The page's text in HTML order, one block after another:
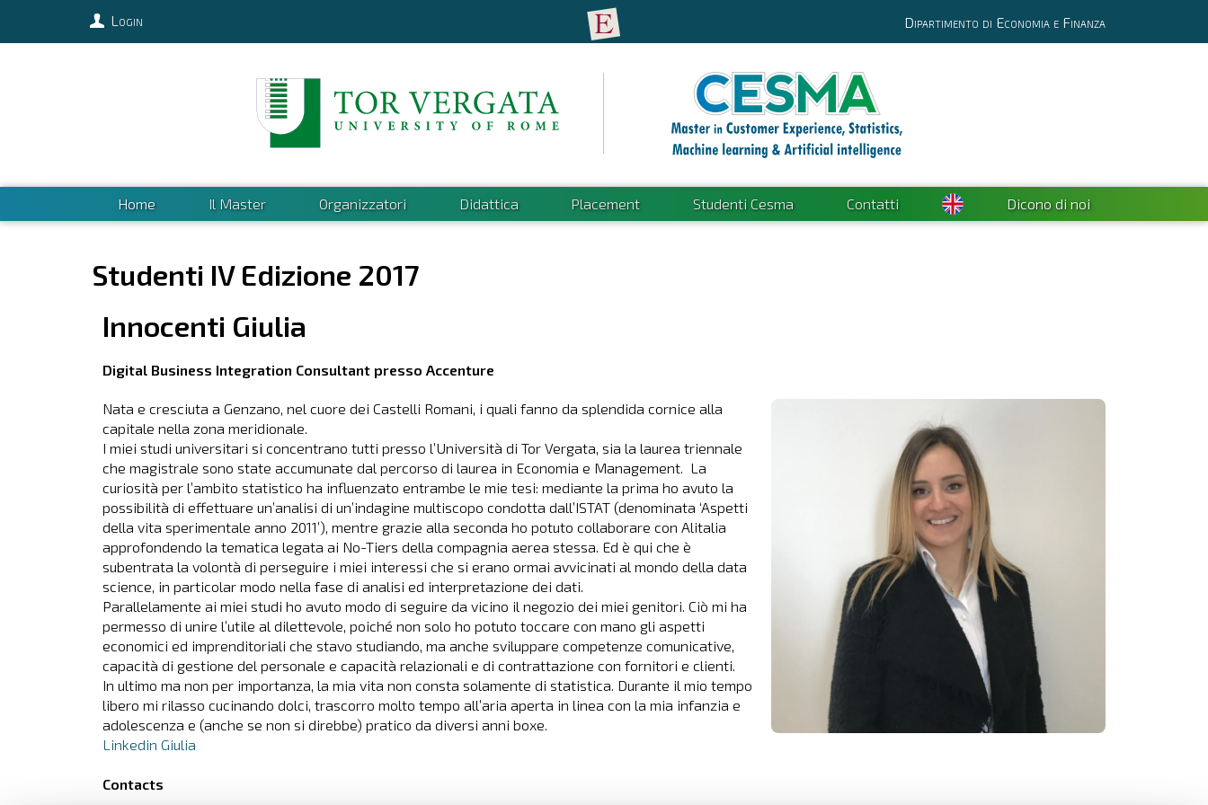
Dipartimento di Economia e Finanza
Login
Home Il Master Organizzatori Didattica Placement Studenti Cesma Contatti Dicono di noi
Studenti IV Edizione 2017
Innocenti Giulia
Digital Business Integration Consultant presso Accenture
Nata e cresciuta a Genzano, nel cuore dei Castelli Romani, i quali fanno da splendida cornice alla
capitale nella zona meridionale.
I miei studi universitari si concentrano tutti presso l’Università di Tor Vergata, sia la laurea triennale
che magistrale sono state accumunate dal percorso di laurea in Economia e Management. La
curiosità per l’ambito statistico ha influenzato entrambe le mie tesi: mediante la prima ho avuto la
possibilità di effettuare un’analisi di un’indagine multiscopo condotta dall’ISTAT (denominata ‘Aspetti
della vita sperimentale anno 2011’), mentre grazie alla seconda ho potuto collaborare con Alitalia
approfondendo la tematica legata ai No-Tiers della compagnia aerea stessa. Ed è qui che è
subentrata la volontà di perseguire i miei interessi che si erano ormai avvicinati al mondo della data
science, in particolar modo nella fase di analisi ed interpretazione dei dati.
Parallelamente ai miei studi ho avuto modo di seguire da vicino il negozio dei miei genitori. Ciò mi ha
permesso di unire l’utile al dilettevole, poiché non solo ho potuto toccare con mano gli aspetti
economici ed imprenditoriali che stavo studiando, ma anche sviluppare competenze comunicative,
capacità di gestione del personale e capacità relazionali e di contrattazione con fornitori e clienti.
In ultimo ma non per importanza, la mia vita non consta solamente di statistica. Durante il mio tempo
libero mi rilasso cucinando dolci, trascorro molto tempo all’aria aperta in linea con la mia infanzia e
adolescenza e (anche se non si direbbe) pratico da diversi anni boxe.
Linkedin Giulia
Contacts